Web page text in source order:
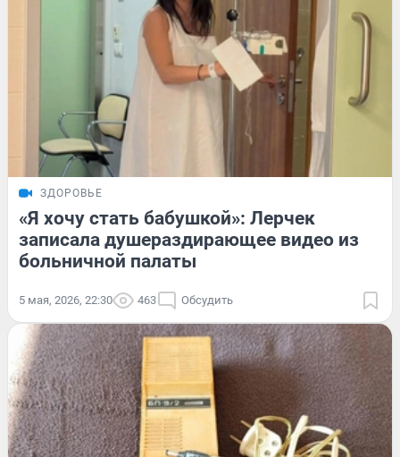
ЗДОРОВЬЕ
«Я хочу стать бабушкой»: Лерчек
записала душераздирающее видео из
больничной палаты
5 мая, 2026, 22:30 463 Обсудить